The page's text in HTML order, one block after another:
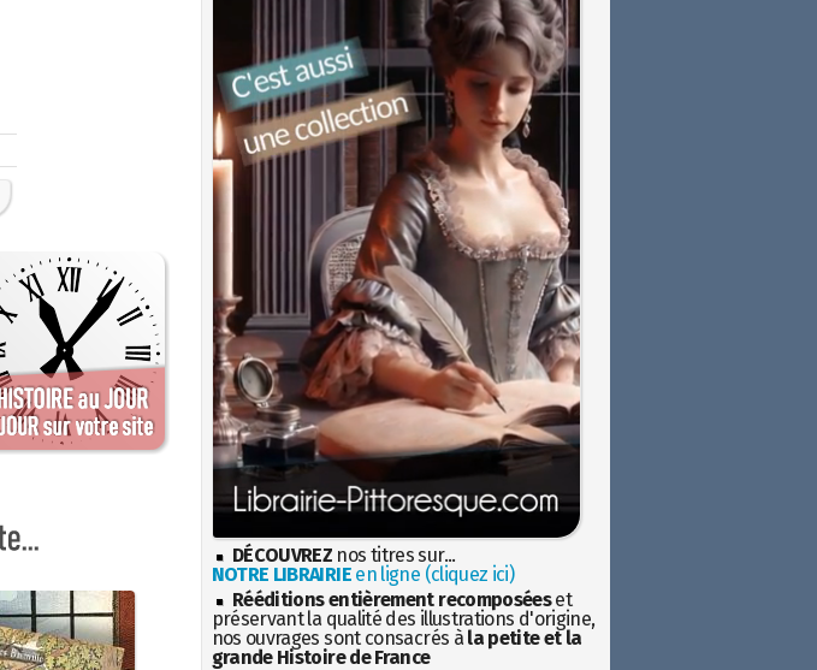
DÉCOUVREZ nos titres sur...
NOTRE LIBRAIRIEen ligne (cliquez ici)
Rééditions entièrement recomposéeset
préservant la qualité des illustrations d'origine,
nos ouvrages sont consacrés à la petite et la
grande Histoire de France